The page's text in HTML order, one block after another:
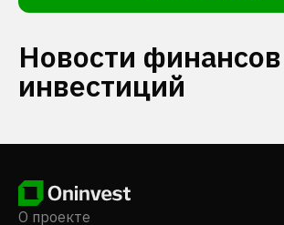
Новости
инвестиций
О проекте